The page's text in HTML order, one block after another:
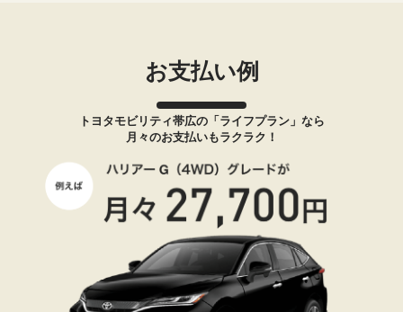
お支払い例
トヨタモビリティ帯広の「ライフプラン」なら
月々のお支払いもラクラク！